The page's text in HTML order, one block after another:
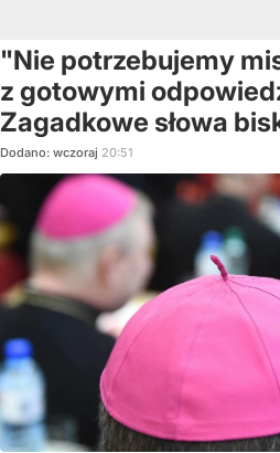
"Nie potrzebujemy
z gotowymi
Zagadkowe słowa
Dodano: wczoraj 20:51